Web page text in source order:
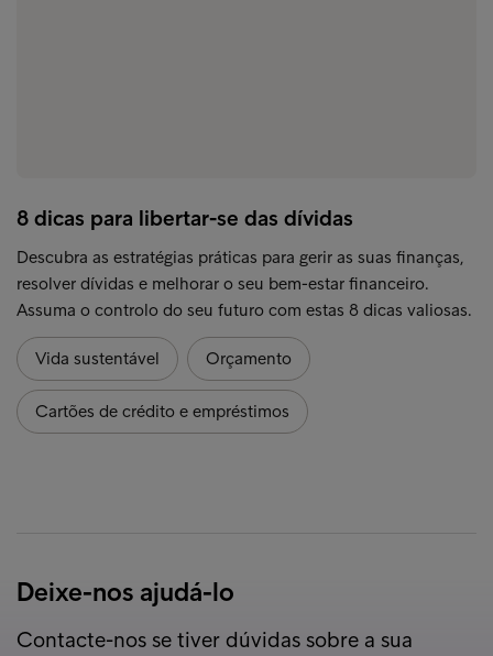
8 dicas para libertar-se das dívidas
Descubra as estratégias práticas para gerir as suas finanças,
resolver dívidas e melhorar o seu bem-estar financeiro.
Assuma o controlo do seu futuro com estas 8 dicas valiosas.
Vida sustentável Orçamento
Cartões de crédito e empréstimos
Deixe-nos ajudá-lo
Contacte-nos se tiver dúvidas sobre a sua